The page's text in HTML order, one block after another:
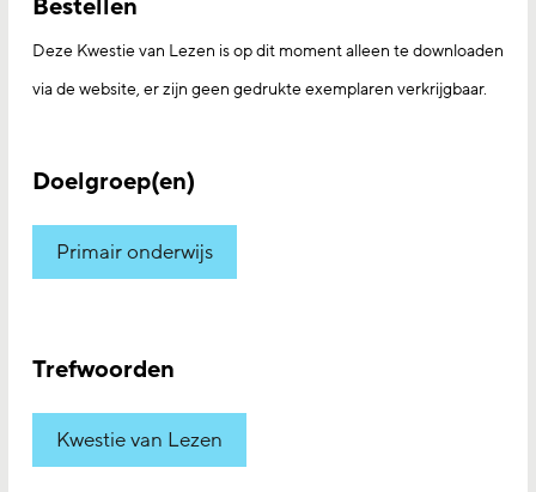
Bestellen
Deze Kwestie van Lezen is op dit moment alleen te downloaden
via de website, er zijn geen gedrukte exemplaren verkrijgbaar.
Doelgroep(en)
Primair onderwijs
Trefwoorden
Kwestie van Lezen